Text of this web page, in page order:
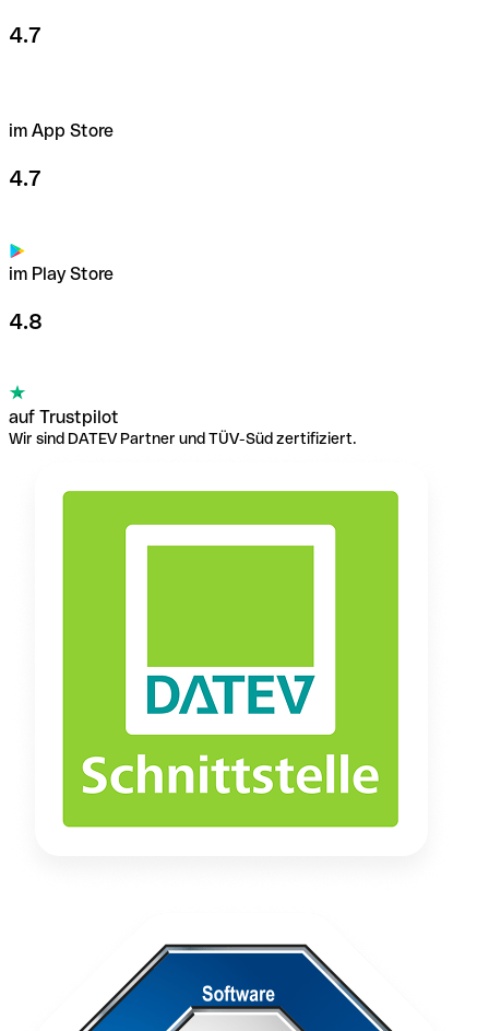
4.7
im App Store
4.7
im Play Store
4.8
auf Trustpilot
Wir sind DATEV Partner und TÜV-Süd zertifiziert.